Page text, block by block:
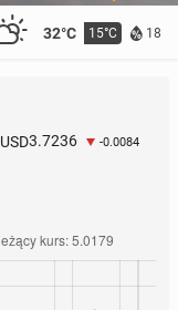
32°C 15°C 18
USD3.7236 -0.0084